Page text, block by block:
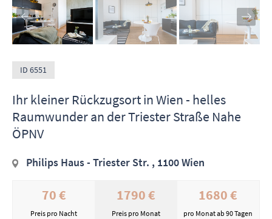
ID 6551
Ihr kleiner Rückzugsort in Wien - helles
Raumwunder an der Triester Straße Nahe
ÖPNV
Philips Haus - Triester Str. , 1100 Wien
70 €
Preis pro Nacht
1790 €
Preis pro Monat
1680 €
pro Monat ab 90 Tagen